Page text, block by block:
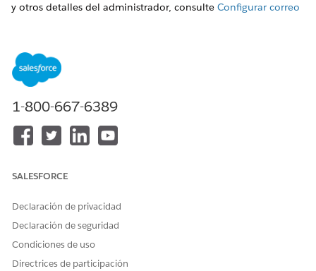
y otros detalles del administrador, consulte Configurar correo
Marketing distribuido y alertas
Para aumentar la productividad y mantener la coherencia
de la marca, los especialistas de marketing pueden
compartir plantillas de correo electrónico aprobadas con
Marketing distribuido y alertas facilitan a los usuarios que
no son de marketing el envío de contenido de correo
marketing.
Crear un correo electrónico en Marketing Cloud Siguiente
La experiencia de modificación de contenido en
Marketing Cloud Next
crear un correo electrónico, obtener una vista previa y
probarlo, y publicarlo para su uso con una campaña. Para
1-800-667-6389
SALESFORCE
Declaración de privacidad
Declaración de seguridad
Condiciones de uso
Directrices de participación